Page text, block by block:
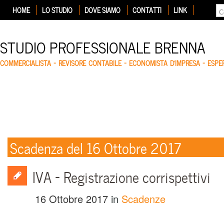
HOME LO STUDIO DOVE SIAMO CONTATTI LINK
STUDIO PROFESSIONALE BRENNA
COMMERCIALISTA – REVISORE CONTABILE – ECONOMISTA D'IMPRESA –
Scadenza del 16 Ottobre 2017
IVA – Registrazione corrispettivi
16 Ottobre 2017 in Scadenze